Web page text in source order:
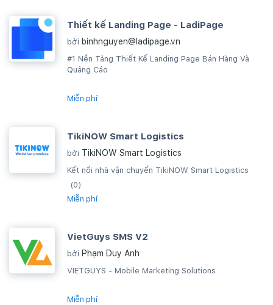
Thiết kế Landing Page - LadiPage
bởi binhnguyen@ladipage.vn
#1 Nền Tảng Thiết Kế Landing Page Bán Hàng Và
Quảng Cáo
Miễn phí
TikiNOW Smart Logistics
bởi TikiNOW Smart Logistics
Kết nối nhà vận chuyển TikiNOW Smart Logistics
(0)
Miễn phí
VietGuys SMS V2
bởi Phạm Duy Anh
VIETGUYS - Mobile Marketing Solutions
Miễn phí